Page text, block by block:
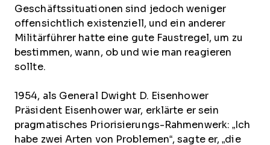
Geschäftssituationen sind jedoch weniger
offensichtlich existenziell, und ein anderer
Militärführer hatte eine gute Faustregel, um zu
bestimmen, wann, ob und wie man reagieren
sollte.
1954, als General Dwight D. Eisenhower
Präsident Eisenhower war, erklärte er sein
pragmatisches Priorisierungs-Rahmenwerk: „Ich
habe zwei Arten von Problemen“, sagte er, „die